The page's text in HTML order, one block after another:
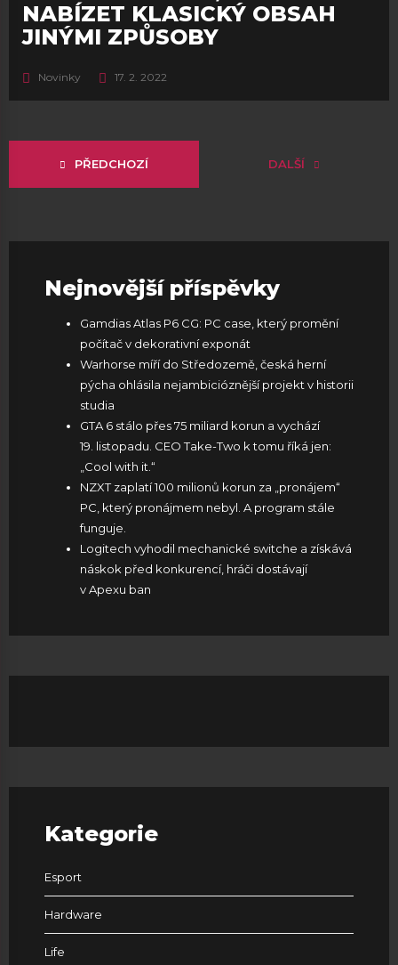
NABÍZET KLASICKÝ OBSAH
JINÝMI ZPŮSOBY
Novinky 17. 2. 2022
PŘEDCHOZÍ DALŠÍ
Nejnovější příspěvky
Gamdias Atlas P6 CG: PC case, který promění
počítač v dekorativní exponát
Warhorse míří do Středozemě, česká herní
pýcha ohlásila nejambicióznější projekt v historii
studia
GTA 6 stálo přes 75 miliard korun a vychází
19. listopadu. CEO Take-Two k tomu říká jen:
„Cool with it.“
NZXT zaplatí 100 milionů korun za „pronájem“
PC, který pronájmem nebyl. A program stále
funguje.
Logitech vyhodil mechanické switche a získává
náskok před konkurencí, hráči dostávají
v Apexu ban
Kategorie
Esport
Hardware
Life